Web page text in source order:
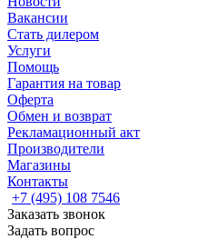
Вакансии
Стать дилером
Услуги
Помощь
Гарантия на товар
Оферта
Обмен и возврат
Рекламационный акт
Производители
Магазины
Контакты
+7 (495) 108 7546
Заказать звонок
Задать вопрос